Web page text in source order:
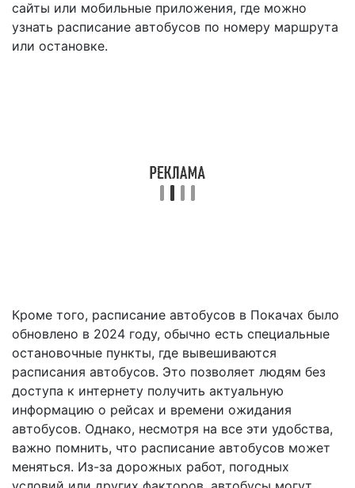
сайты или мобильные приложения, где можно
узнать расписание автобусов по номеру маршрута
или остановке.
Кроме того, расписание автобусов в Покачах было
обновлено в 2024 году, обычно есть специальные
остановочные пункты, где вывешиваются
расписания автобусов. Это позволяет людям без
доступа к интернету получить актуальную
информацию о рейсах и времени ожидания
автобусов. Однако, несмотря на все эти удобства,
важно помнить, что расписание автобусов может
меняться. Из-за дорожных работ, погодных